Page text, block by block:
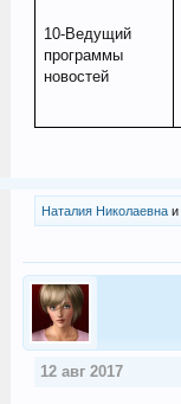
10-Ведущий
программы
новостей
Наталия Николаевнаи
12 авг 2017